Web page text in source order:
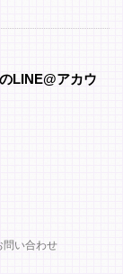
LINE@アカウ
問い合わせ